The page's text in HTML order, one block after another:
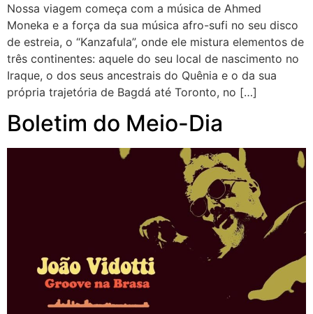
Nossa viagem começa com a música de Ahmed
Moneka e a força da sua música afro-sufi no seu disco
de estreia, o “Kanzafula”, onde ele mistura elementos de
três continentes: aquele do seu local de nascimento no
Iraque, o dos seus ancestrais do Quênia e o da sua
própria trajetória de Bagdá até Toronto, no […]
Boletim do Meio-Dia